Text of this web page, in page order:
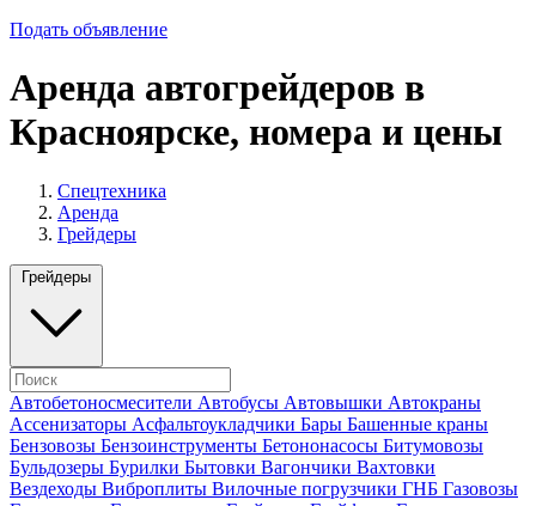
Подать объявление
Аренда автогрейдеров в
Красноярске, номера и цены
Спецтехника
Аренда
Грейдеры
Грейдеры
Автобетоносмесители Автобусы Автовышки Автокраны
Ассенизаторы Асфальтоукладчики Бары Башенные краны
Бензовозы Бензоинструменты Бетононасосы Битумовозы
Бульдозеры Бурилки Бытовки Вагончики Вахтовки
Вездеходы Виброплиты Вилочные погрузчики ГНБ Газовозы